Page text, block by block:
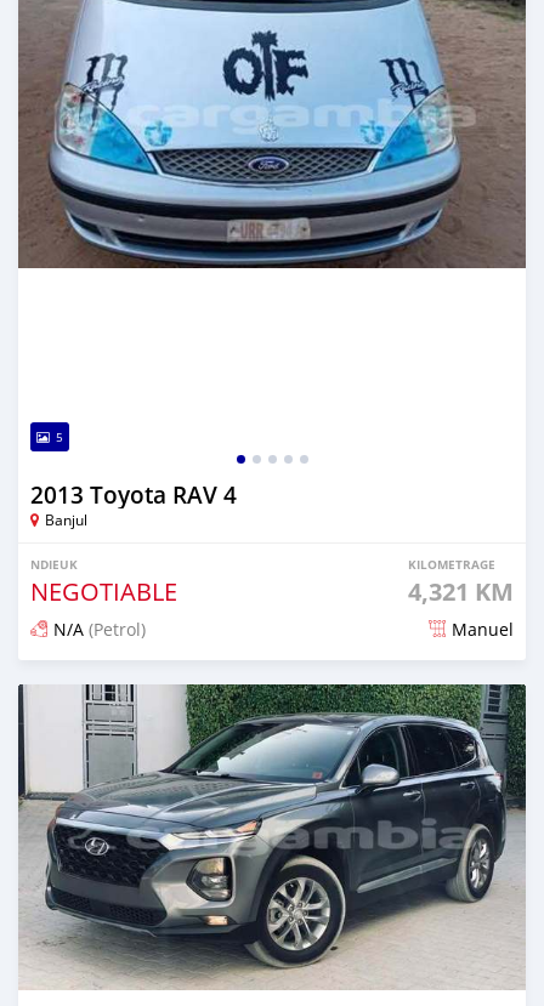
5
2013 Toyota RAV 4
Banjul
NDIEUK
NEGOTIABLE
KILOMETRAGE
4,321 KM
N/A (Petrol) Manuel
Dougal na niou ko depuis 25 days